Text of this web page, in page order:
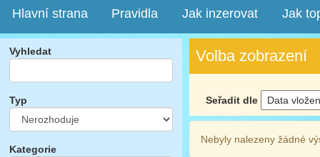
Hlavní strana Pravidla Jak inzerovat Jak
Vyhledat
Typ
Kategorie
Volba zobrazení
Seřadit dle
Nebyly nalezeny žádné